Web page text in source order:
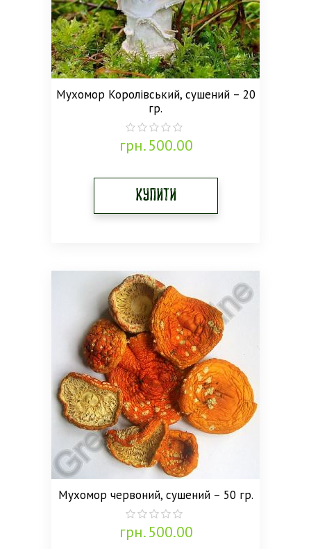
Мухомор Королівський, сушений – 20
гр.
0
out
грн.500.00
Купити
Мухомор червоний, сушений – 50 гр.
0
out
грн.500.00